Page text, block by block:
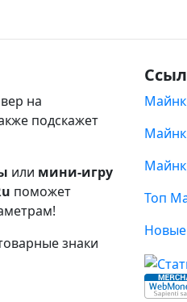
на
подскажет
или мини-игру
поможет
знаки
Топ